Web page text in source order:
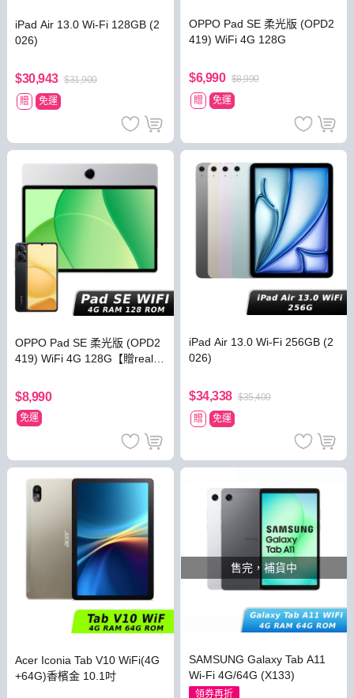
iPad Air 13.0 Wi-Fi 128GB (2
026)
$30,943 $31,900
贈
免運
OPPO Pad SE 柔光版 (OPD2
419) WiFi 4G 128G
$6,990 $8,990
贈
免運
OPPO Pad SE 柔光版 (OPD2
419) WiFi 4G 128G【贈realm
$8,990
免運
iPad Air 13.0 Wi-Fi 256GB (2
026)
$34,338 $35,400
贈
免運
Acer Iconia Tab V10 WiFi(4G
+64G)香檳金 10.1吋
售完，補貨中
SAMSUNG Galaxy Tab A11
Wi-Fi 4G/64G (X133)
領券再折